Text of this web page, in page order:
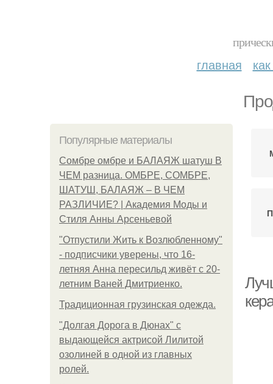
главная
Популярные материалы
Сомбре омбре и БАЛАЯЖ шатуш В
ЧЕМ разница. ОМБРЕ, СОМБРЕ,
ШАТУШ, БАЛАЯЖ – В ЧЕМ
РАЗЛИЧИЕ? | Академия Моды и
Стиля Анны Арсеньевой
"Отпустили Жить к Возлюбленному"
- подписчики уверены, что 16-
летняя Анна пересильд живёт с 20-
летним Ваней Дмитриенко.
Традиционная грузинская одежда.
"Долгая Дорога в Дюнах" с
выдающейся актрисой Лилитой
озолиней в одной из главных
ролей.